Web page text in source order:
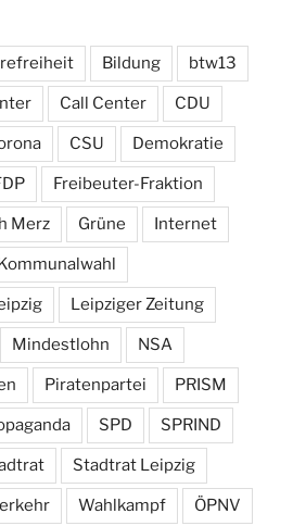
Bildung btw13
Call Center CDU
CSU Demokratie
Freibeuter-Fraktion
Merz Grüne Internet
Leipziger Zeitung
Mindestlohn NSA
Piratenpartei PRISM
SPD SPRIND
Stadtrat Leipzig
Wahlkampf ÖPNV